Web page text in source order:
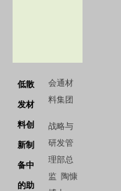
低散
发材
料创
新制
备中
的助
会通材
料集团
战略与
研发管
理部总
监 陶慷